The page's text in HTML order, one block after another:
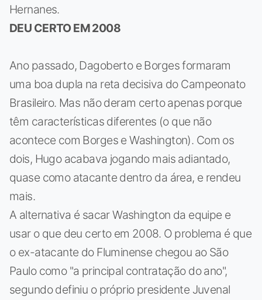
Hernanes.
DEU CERTO EM 2008
Ano passado, Dagoberto e Borges formaram
uma boa dupla na reta decisiva do Campeonato
Brasileiro. Mas não deram certo apenas porque
têm características diferentes (o que não
acontece com Borges e Washington). Com os
dois, Hugo acabava jogando mais adiantado,
quase como atacante dentro da área, e rendeu
mais.
A alternativa é sacar Washington da equipe e
usar o que deu certo em 2008. O problema é que
o ex-atacante do Fluminense chegou ao São
Paulo como "a principal contratação do ano",
segundo definiu o próprio presidente Juvenal